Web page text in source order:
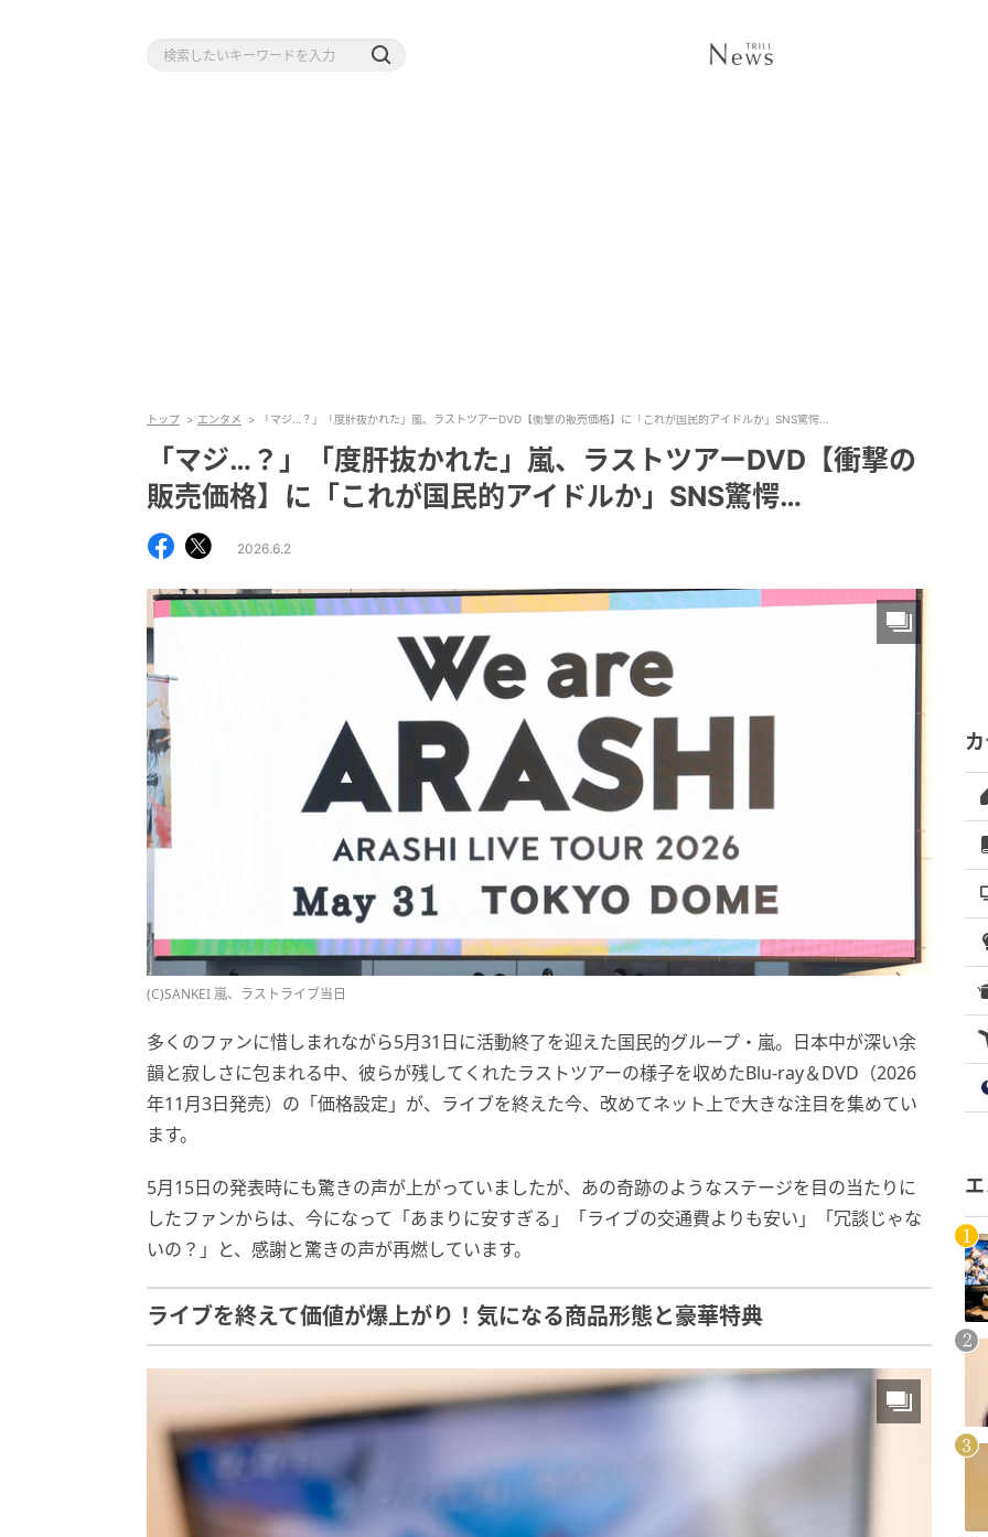
トップ エンタメ 「マジ…？」「度肝抜かれた」嵐、ラストツアーDVD【衝撃の販売価格】に「これが国民的アイドルか」SNS驚愕…
「マジ…？」「度肝抜かれた」嵐、ラストツアーDVD【衝撃の
販売価格】に「これが国民的アイドルか」SNS驚愕…
2026.6.2
(C)SANKEI 嵐、ラストライブ当日
多くのファンに惜しまれながら5月31日に活動終了を迎えた国民的グループ・嵐。日本中が深い余
韻と寂しさに包まれる中、彼らが残してくれたラストツアーの様子を収めたBlu-ray＆DVD（2026
年11月3日発売）の「価格設定」が、ライブを終えた今、改めてネット上で大きな注目を集めてい
ます。
5月15日の発表時にも驚きの声が上がっていましたが、あの奇跡のようなステージを目の当たりに
したファンからは、今になって「あまりに安すぎる」「ライブの交通費よりも安い」「冗談じゃな
いの？」と、感謝と驚きの声が再燃しています。
ライブを終えて価値が爆上がり！気になる商品形態と豪華特典